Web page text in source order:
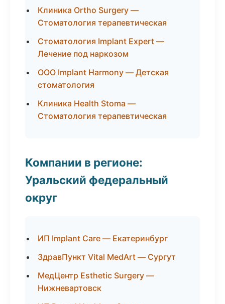
Клиника Ortho Surgery —
Стоматология терапевтическая
Стоматология Implant Expert —
Лечение под наркозом
ООО Implant Harmony — Детская
стоматология
Клиника Health Stoma —
Стоматология терапевтическая
Компании в регионе:
Уральский федеральный
округ
ИП Implant Care — Екатеринбург
ЗдравПункт Vital MedArt — Сургут
МедЦентр Esthetic Surgery —
Нижневартовск